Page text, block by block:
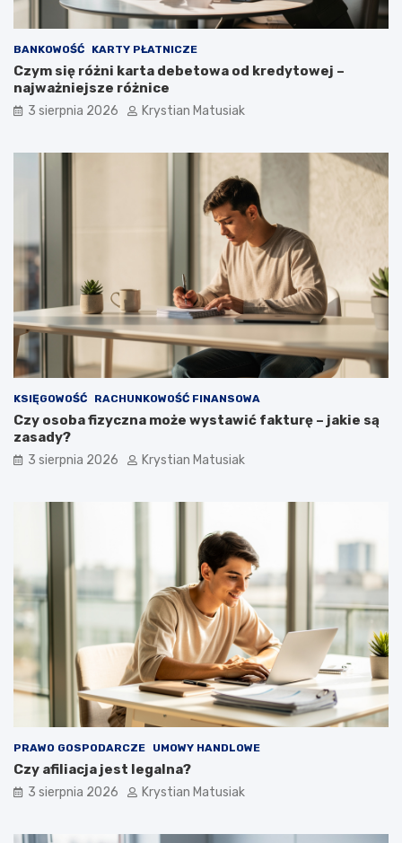
BANKOWOŚĆ KARTY PŁATNICZE
Czym się różni karta debetowa od kredytowej –
najważniejsze różnice
3 sierpnia 2026 Krystian Matusiak
KSIĘGOWOŚĆ RACHUNKOWOŚĆ FINANSOWA
Czy osoba fizyczna może wystawić fakturę – jakie są
zasady?
3 sierpnia 2026 Krystian Matusiak
PRAWO GOSPODARCZE UMOWY HANDLOWE
Czy afiliacja jest legalna?
3 sierpnia 2026 Krystian Matusiak